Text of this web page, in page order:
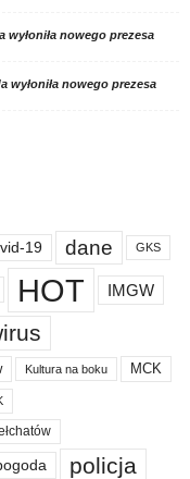
wyłoniła nowego prezesa
wyłoniła nowego prezesa
19 dane GKS
HOT IMGW
Kultura na boku MCK
policja